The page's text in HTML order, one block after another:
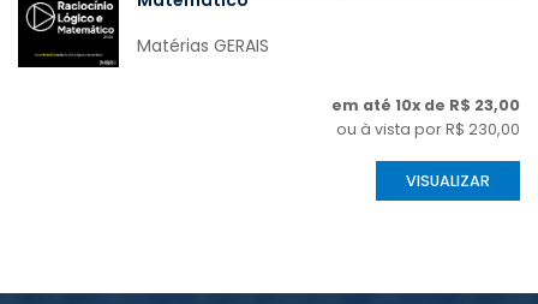
Matérias GERAIS
em até 10x de R$ 23,00
ou à vista por R$ 230,00
VISUALIZAR